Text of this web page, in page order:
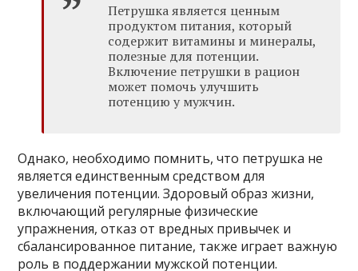
Петрушка является ценным
продуктом питания, который
содержит витамины и минералы,
полезные для потенции.
Включение петрушки в рацион
может помочь улучшить
потенцию у мужчин.
Однако, необходимо помнить, что петрушка не
является единственным средством для
увеличения потенции. Здоровый образ жизни,
включающий регулярные физические
упражнения, отказ от вредных привычек и
сбалансированное питание, также играет важную
роль в поддержании мужской потенции.